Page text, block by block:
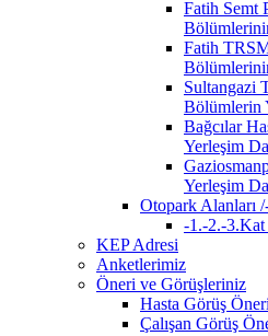
Fatih Semt
Fatih
Sultangazi
Bölümlerin
Bağcılar
Yerleşim
Yerleşim
Otopark Alanları
-1.-2.-3.Kat
KEP Adresi
Anketlerimiz
Öneri ve Görüşleriniz
Hasta Görüş Öneri
Çalışan Görüş